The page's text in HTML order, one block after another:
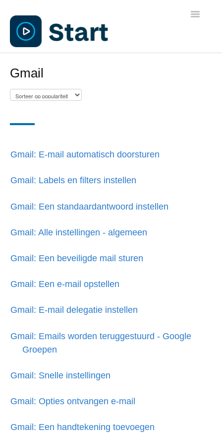
Toggle
Applicaties
Beheer
Gmail
Gmail: E-mail automatisch doorsturen
Gmail: Labels en filters instellen
Gmail: Een standaardantwoord instellen
Gmail: Alle instellingen - algemeen
Gmail: Een beveiligde mail sturen
Gmail: Een e-mail opstellen
Gmail: E-mail delegatie instellen
Gmail: Emails worden teruggestuurd - Google
Groepen
Gmail: Snelle instellingen
Gmail: Opties ontvangen e-mail
Gmail: Een handtekening toevoegen